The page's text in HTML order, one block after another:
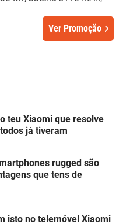
Ver Promoção
teu Xiaomi que resolve
já tiveram
rugged são
que tens de
isto no telemóvel Xiaomi